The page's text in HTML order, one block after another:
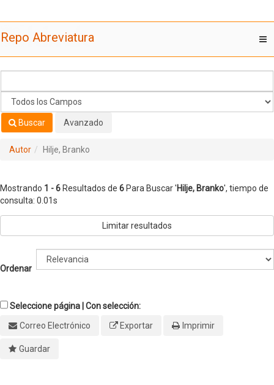
Repo Abreviatura
Buscar Avanzado
Autor Hilje, Branko
Mostrando 1 - 6 Resultados de 6 Para Buscar 'Hilje, Branko', tiempo de
consulta: 0.01s
Limitar resultados
Ordenar
Seleccione página | Con selección:
Correo Electrónico
Exportar Imprimir
Guardar